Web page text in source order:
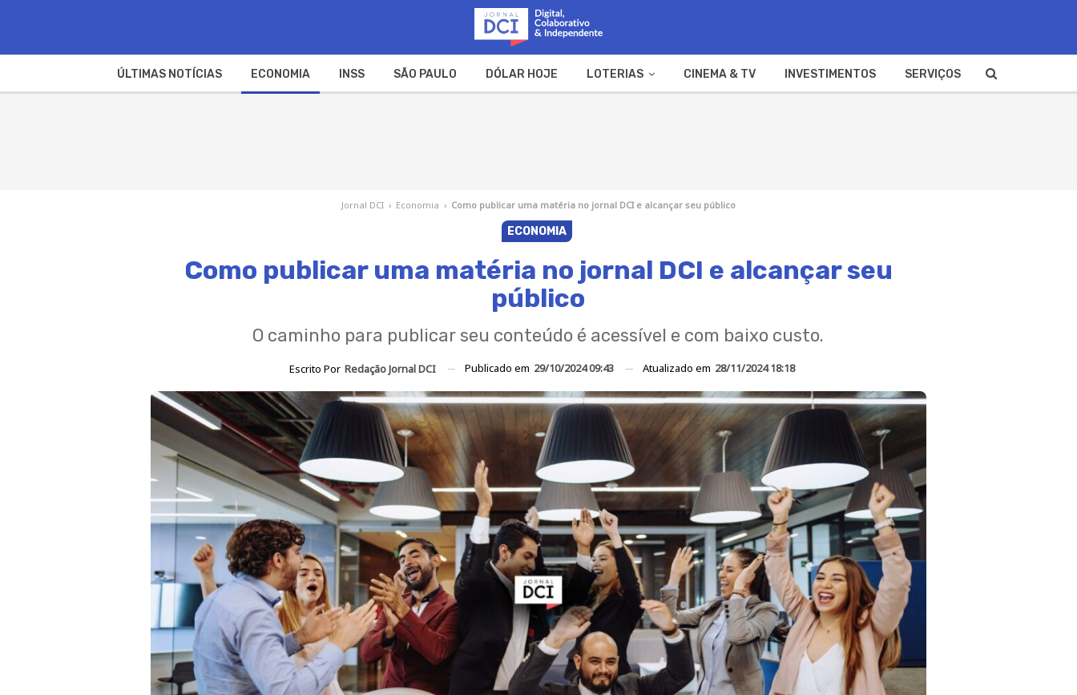
ÚLTIMAS NOTÍCIAS ECONOMIA INSS SÃO PAULO DÓLAR HOJE LOTERIAS CINEMA & TV INVESTIMENTOS SERVIÇOS
Jornal DCI › Economia › Como publicar uma matéria no jornal DCI e alcançar seu público
ECONOMIA
Como publicar uma matéria no jornal DCI e alcançar seu
público
O caminho para publicar seu conteúdo é acessível e com baixo custo.
Escrito Por Redação Jornal DCI Publicado em 29/10/2024 09:43 Atualizado em 28/11/2024 18:18